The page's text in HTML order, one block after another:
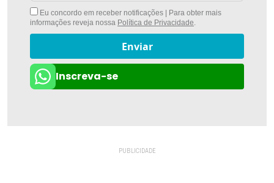
Eu concordo em receber notificações | Para obter mais
informações reveja nossa Política de Privacidade.
Enviar
Inscreva-se